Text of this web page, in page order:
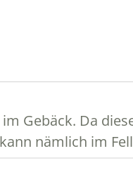
Gebäck. Da
nämlich im